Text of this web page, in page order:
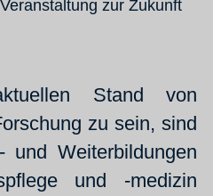
zur Zukunft
Stand von
zu sein, sind
und Weiterbildungen
und -medizin